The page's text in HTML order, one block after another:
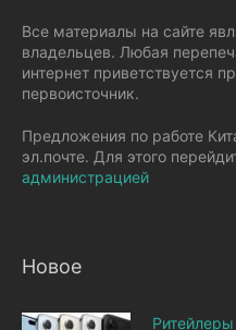
Все материалы на сайте
владельцев. Любая
интернет приветствуется
первоисточник.
Предложения по работе
эл.почте. Для этого
администрацией
Новое